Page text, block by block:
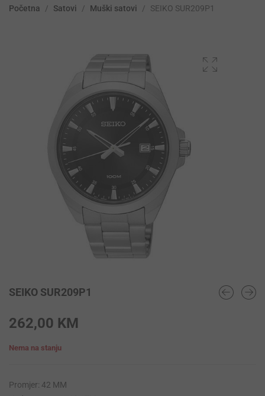
Početna / Satovi / Muški satovi / SEIKO SUR209P1
SEIKO SUR209P1
262,00 KM
Nema na stanju
Promjer: 42 MM